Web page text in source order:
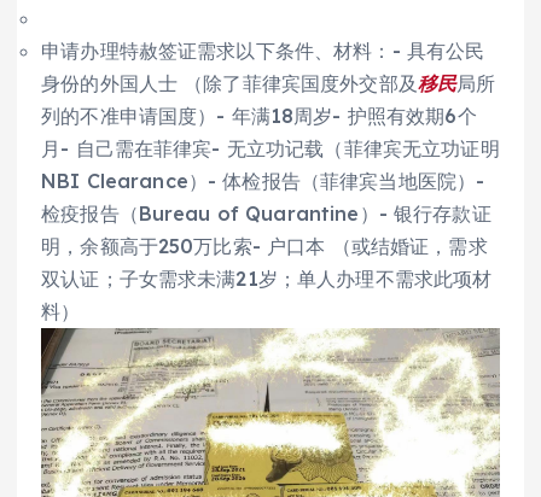
申请办理特赦签证需求以下条件、材料：- 具有公民
身份的外国人士 （除了菲律宾国度外交部及移民局所
列的不准申请国度）- 年满18周岁- 护照有效期6个
月- 自己需在菲律宾- 无立功记载（菲律宾无立功证明
NBI Clearance）- 体检报告（菲律宾当地医院）-
检疫报告（Bureau of Quarantine）- 银行存款证
明，余额高于250万比索- 户口本 （或结婚证，需求
双认证；子女需求未满21岁；单人办理不需求此项材
料）